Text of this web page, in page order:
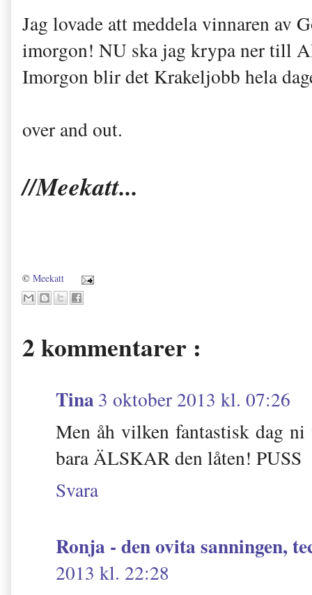
Jag lovade att meddela vinnaren av
imorgon! NU ska jag krypa ner till
Imorgon blir det Krakeljobb hela
over and out.
//Meekatt...
© Meekatt
2 kommentarer :
Tina3 oktober 2013 kl. 07:26
Men åh vilken fantastisk dag
bara ÄLSKAR den låten! PUSS
Svara
Ronja - den ovita sanningen,
2013 kl. 22:28